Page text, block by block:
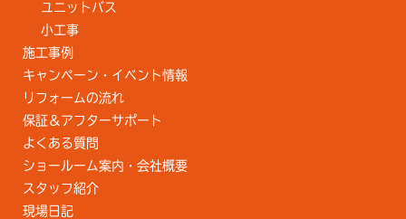
ユニットバス
小工事
施工事例
キャンペーン・イベント情報
リフォームの流れ
保証＆アフターサポート
よくある質問
ショールーム案内・会社概要
スタッフ紹介
現場日記